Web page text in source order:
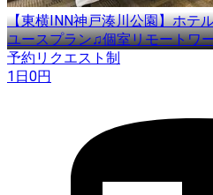
【東横INN神戸湊川公園】ホテ
ユースプラン♫個室リモートワ
予約リクエスト制
1日0円